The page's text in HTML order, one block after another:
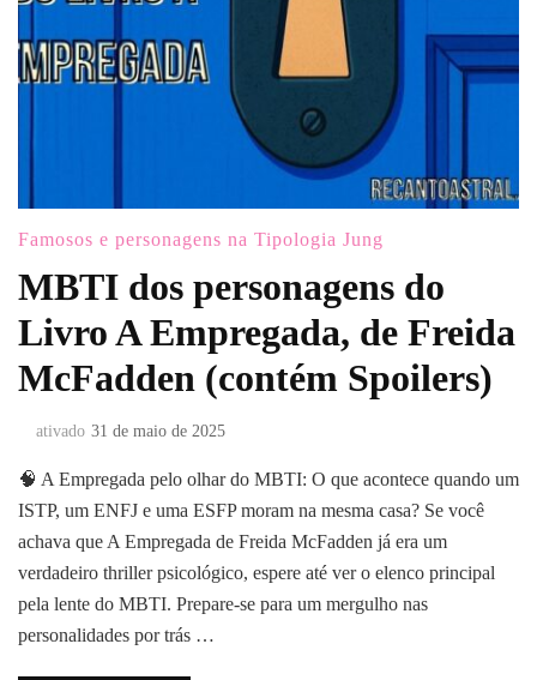
Famosos e personagens na Tipologia Jung
MBTI dos personagens do
Livro A Empregada, de Freida
McFadden (contém Spoilers)
ativado 31 de maio de 2025
🧠 A Empregada pelo olhar do MBTI: O que acontece quando um
ISTP, um ENFJ e uma ESFP moram na mesma casa? Se você
achava que A Empregada de Freida McFadden já era um
verdadeiro thriller psicológico, espere até ver o elenco principal
pela lente do MBTI. Prepare-se para um mergulho nas
personalidades por trás …